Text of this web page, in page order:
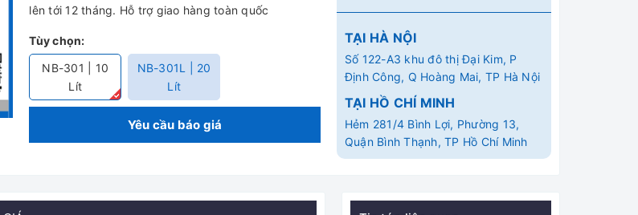
lên tới 12 tháng. Hỗ trợ giao hàng toàn quốc
Tùy chọn:
NB-301 | 10
Lít
NB-301L | 20
Lít
Yêu cầu báo giá
TẠI HÀ NỘI
Số 122-A3 khu đô thị Đại Kim, P
Định Công, Q Hoàng Mai, TP Hà Nội
TẠI HỒ CHÍ MINH
Hẻm 281/4 Bình Lợi, Phường 13,
Quận Bình Thạnh, TP Hồ Chí Minh